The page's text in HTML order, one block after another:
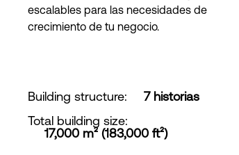
escalables para las necesidades de
crecimiento de tu negocio.
Building structure:
7 historias
Total building size:
17,000 m² (183,000 ft²)